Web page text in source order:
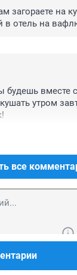
загораете на
в отель на
будешь вместе
утром
все